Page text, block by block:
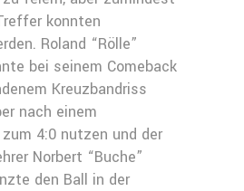
konnten
Roland “Rölle”
bei seinem Comeback
Kreuzbandriss
nach einem
4:0 nutzen und der
Norbert “Buche”
den Ball in der